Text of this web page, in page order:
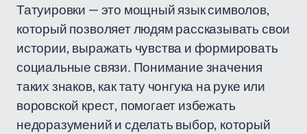
Татуировки — это мощный язык символов,
который позволяет людям рассказывать свои
истории, выражать чувства и формировать
социальные связи. Понимание значения
таких знаков, как тату чонгука на руке или
воровской крест, помогает избежать
недоразумений и сделать выбор, который